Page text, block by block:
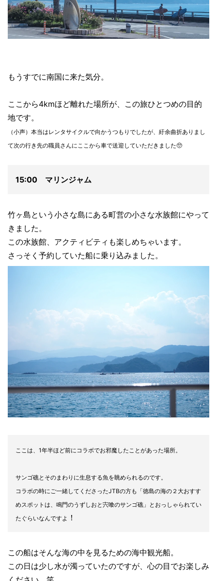
もうすでに南国に来た気分。
ここから4kmほど離れた場所が、この旅ひとつめの目的
地です。
（小声）本当はレンタサイクルで向かうつもりでしたが、紆余曲折ありまし
て次の行き先の職員さんにここから車で送迎していただきました🥺
15:00 マリンジャム
竹ヶ島という小さな島にある町営の小さな水族館にやって
きました。
この水族館、アクティビティも楽しめちゃいます。
さっそく予約していた船に乗り込みました。
ここは、1年半ほど前にコラボでお邪魔したことがあった場所。
サンゴ礁とそのまわりに生息する魚を眺められるのです。
コラボの時にご一緒してくださったJTBの方も「徳島の海の２大おすす
めスポットは、鳴門のうずしおと宍喰のサンゴ礁」とおっしゃられてい
たぐらいなんですよ ！
この船はそんな海の中を見るための海中観光船。
この日は少し水が濁っていたのですが、心の目でお楽しみ